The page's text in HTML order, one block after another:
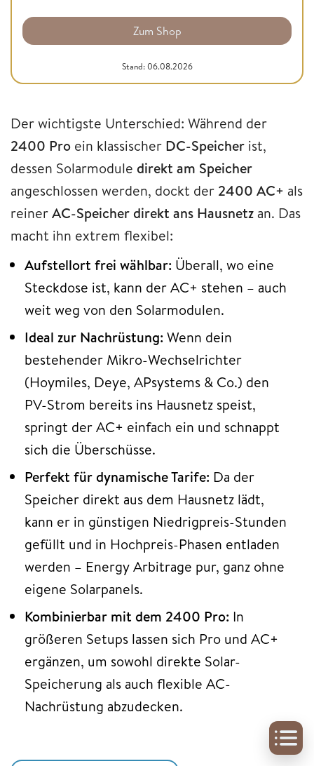
Zum Shop
Stand: 06.08.2026
Der wichtigste Unterschied: Während der
2400 Pro ein klassischer DC-Speicher ist,
dessen Solarmodule direkt am Speicher
angeschlossen werden, dockt der 2400 AC+ als
reinerAC-Speicher direkt ans Hausnetz an. Das
macht ihn extrem flexibel:
Aufstellort frei wählbar: Überall, wo eine
Steckdose ist, kann der AC+ stehen – auch
weit weg von den Solarmodulen.
Ideal zur Nachrüstung: Wenn dein
bestehender Mikro-Wechselrichter
(Hoymiles, Deye, APsystems & Co.) den
PV-Strom bereits ins Hausnetz speist,
springt der AC+ einfach ein und schnappt
sich die Überschüsse.
Perfekt für dynamische Tarife: Da der
Speicher direkt aus dem Hausnetz lädt,
kann er in günstigen Niedrigpreis-Stunden
gefüllt und in Hochpreis-Phasen entladen
werden – Energy Arbitrage pur, ganz ohne
eigene Solarpanels.
Kombinierbar mit dem 2400 Pro: In
größeren Setups lassen sich Pro und AC+
ergänzen, um sowohl direkte Solar-
Speicherung als auch flexible AC-
Nachrüstung abzudecken.